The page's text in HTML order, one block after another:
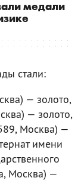
медали
стали:
— золото,
— золото,
Москва) —
имени
Москва) —